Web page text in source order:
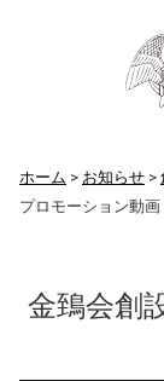
ホーム お知らせ
プロモーション動画
金鵄会創